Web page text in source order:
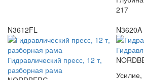
217
N3612FL
Гидравлический пресс, 12 т,
разборная рама
N3620A
Усилие,